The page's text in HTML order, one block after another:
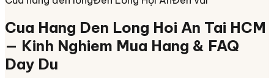
Cua Hang Den Long Hoi An Tai HCM
— Kinh Nghiem Mua Hang & FAQ
Day Du